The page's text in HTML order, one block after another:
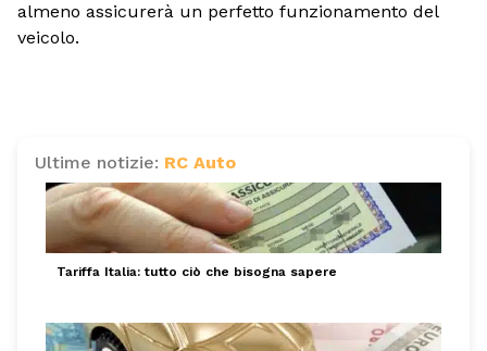
almeno assicurerà un perfetto funzionamento del
veicolo.
Ultime notizie: RC Auto
Tariffa Italia: tutto ciò che bisogna sapere